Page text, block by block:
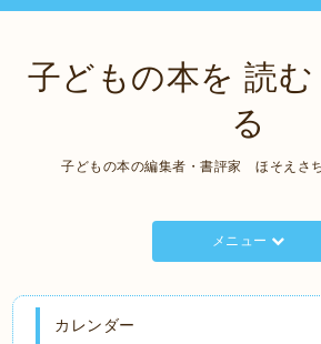
子どもの本を 読む
る
子どもの本の編集者・書評家 ほそえさ
メニュー
カレンダー